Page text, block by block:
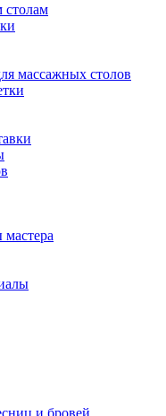
столам
массажных столов
и бровей